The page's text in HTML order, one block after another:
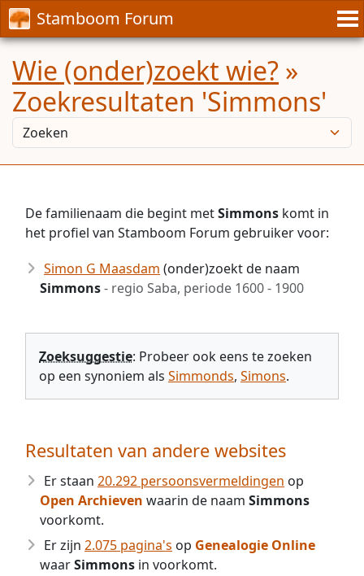
Stamboom Forum
Wie (onder)zoekt wie? »
Zoekresultaten 'Simmons'
De familienaam die begint metSimmons komt in
het profiel van Stamboom Forum gebruiker voor:
Simon G Maasdam (onder)zoekt de naam
Simmons- regio Saba, periode 1600 - 1900
Zoeksuggestie: Probeer ook eens te zoeken
op een synoniem als Simmonds, Simons.
Resultaten van andere websites
Er staan 20.292 persoonsvermeldingen op
Open Archieven waarin de naam Simmons
voorkomt.
Er zijn 2.075 pagina's op Genealogie Online
waarSimmons in voorkomt.